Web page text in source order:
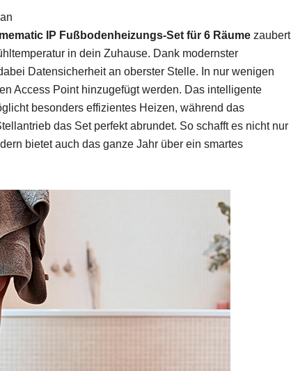
IP Fußbodenheizungs-Set für 6 Räume zaubert
in dein Zuhause. Dank modernster
Datensicherheit an oberster Stelle. In nur wenigen
Access Point hinzugefügt werden. Das intelligente
besonders effizientes Heizen, während das
das Set perfekt abrundet. So schafft es nicht nur
bietet auch das ganze Jahr über ein smartes